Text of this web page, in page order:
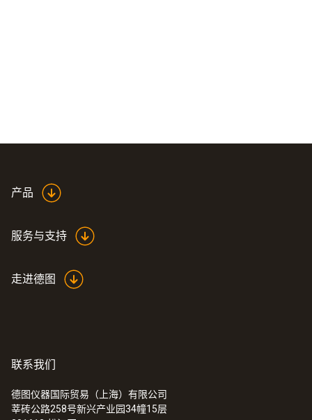
产品
服务与支持
走进德图
联系我们
德图仪器国际贸易（上海）有限公司
莘砖公路258号新兴产业园34幢15层